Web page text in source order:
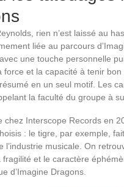
rien n’est laissé au
liée au parcours
une touche personnelle
force et la capacité à tenir
en un seul motif. Les
la faculté du groupe à
chez Interscope Records en
: le tigre, par exemple,
l’industrie musicale. On
fragilité et le caractère
d’Imagine Dragons.